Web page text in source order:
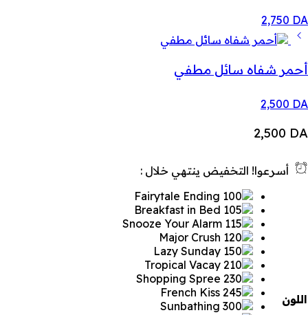
2,750 DA
أحمر شفاه سائل مطفي
2,500 DA
2,500 DA
أسرعوا! التخفيض ينتهي خلال :
اللون